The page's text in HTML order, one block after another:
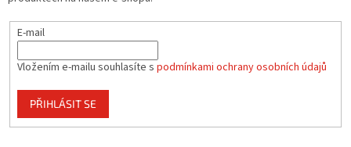
E-mail
Vložením e-mailu souhlasíte s podmínkami ochrany osobních údajů
PŘIHLÁSIT SE